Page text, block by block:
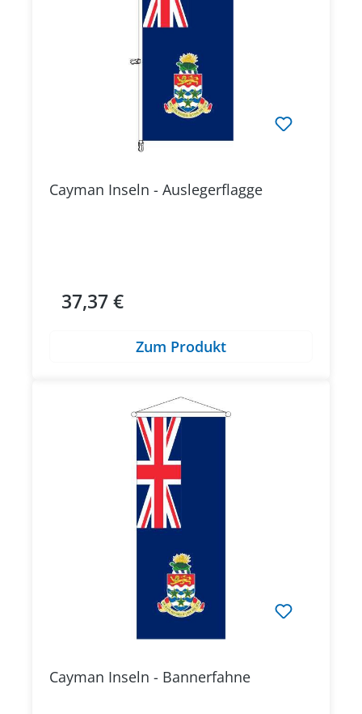
Cayman Inseln - Auslegerflagge
Regulärer Preis:
37,37 €
Zum Produkt
Cayman Inseln - Bannerfahne